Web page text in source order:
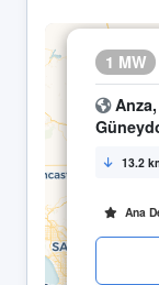
1 MW
13.2
Ana